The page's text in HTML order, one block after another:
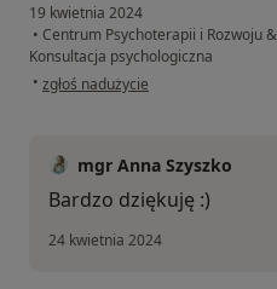
19 kwietnia 2024
• Centrum Psychoterapii i Rozwoju
Konsultacja psychologiczna
• w opinii użytkownika Iwa
zgłoś nadużycie
mgr Anna Szyszko
Bardzo dziękuję :)
24 kwietnia 2024